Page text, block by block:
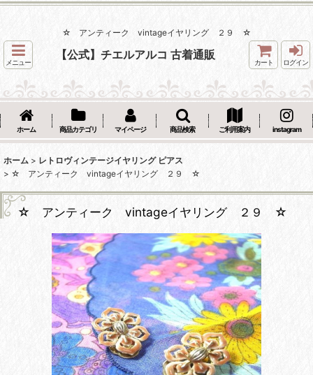
☆ アンティーク vintageイヤリング ２９ ☆
メニュー
【公式】チエルアルコ 古着通販
カート ログイン
ホーム 商品カテゴリ マイページ 商品検索 ご利用案内 instagram
ホーム > レトロヴィンテージイヤリング ピアス
> ☆ アンティーク vintageイヤリング ２９ ☆
☆ アンティーク vintageイヤリング ２９ ☆